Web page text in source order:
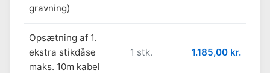
gravning)
Opsætning af 1.
ekstra stikdåse
maks. 10m kabel
1 stk. 1.185,00 kr.